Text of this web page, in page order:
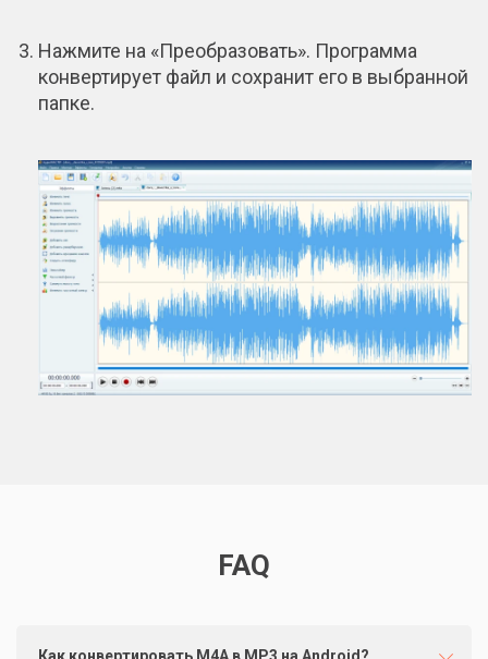
Нажмите на «Преобразовать». Программа
конвертирует файл и сохранит его в выбранной
папке.
FAQ
Как конвертировать М4А в МР3 на Android?